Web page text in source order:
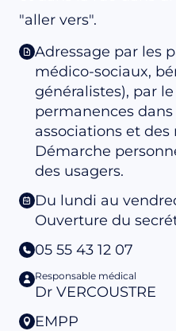
"aller vers".
Adressage par les
médico-sociaux,
généralistes), par
permanences
associations et des
Démarche
des usagers.
Du lundi au
Ouverture du
05 55 43 12 07
Responsable médical
Dr VERCOUSTRE
EMPP